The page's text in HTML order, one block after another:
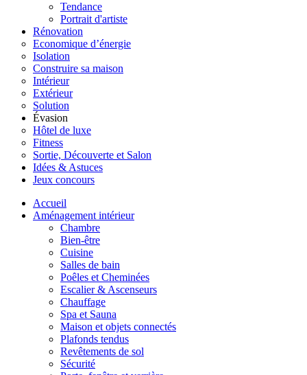
Tendance
Portrait d'artiste
Rénovation
Economique d’énergie
Isolation
Construire sa maison
Intérieur
Extérieur
Solution
Évasion
Hôtel de luxe
Fitness
Sortie, Découverte et Salon
Idées & Astuces
Jeux concours
Accueil
Aménagement intérieur
Chambre
Bien-être
Cuisine
Salles de bain
Poêles et Cheminées
Escalier & Ascenseurs
Chauffage
Spa et Sauna
Maison et objets connectés
Plafonds tendus
Revêtements de sol
Sécurité